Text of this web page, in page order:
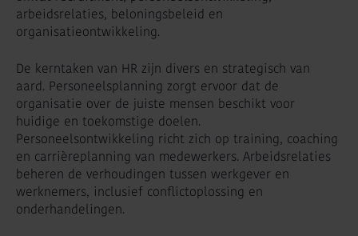
arbeidsrelaties, beloningsbeleid en
organisatieontwikkeling.
De kerntaken van HR zijn divers en strategisch van
aard. Personeelsplanning zorgt ervoor dat de
organisatie over de juiste mensen beschikt voor
huidige en toekomstige doelen.
Personeelsontwikkeling richt zich op training, coaching
en carrièreplanning van medewerkers. Arbeidsrelaties
beheren de verhoudingen tussen werkgever en
werknemers, inclusief conflictoplossing en
onderhandelingen.